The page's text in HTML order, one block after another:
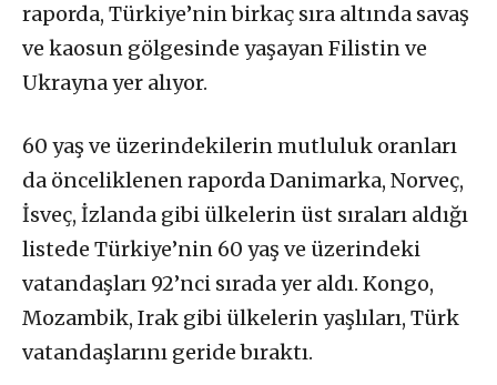
raporda, Türkiye’nin birkaç sıra altında savaş
ve kaosun gölgesinde yaşayan Filistin ve
Ukrayna yer alıyor.
60 yaş ve üzerindekilerin mutluluk oranları
da önceliklenen raporda Danimarka, Norveç,
İsveç, İzlanda gibi ülkelerin üst sıraları aldığı
listede Türkiye’nin 60 yaş ve üzerindeki
vatandaşları 92’nci sırada yer aldı. Kongo,
Mozambik, Irak gibi ülkelerin yaşlıları, Türk
vatandaşlarını geride bıraktı.